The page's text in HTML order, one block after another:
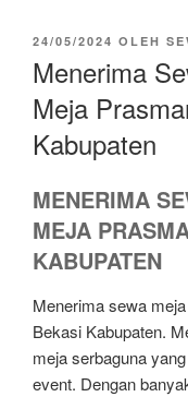
DIPOSKAN
24/05/2024 OLEH
Menerima
Meja
Kabupaten
MENERIMA
MEJA
KABUPATEN
Menerima sewa
Bekasi Kabupaten.
meja serbaguna
event. Dengan